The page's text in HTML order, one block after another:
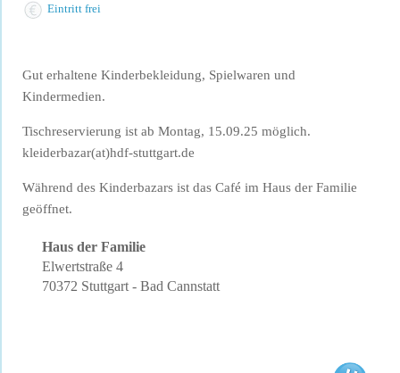
Eintritt frei
Gut erhaltene Kinderbekleidung, Spielwaren und
Kindermedien.
Tischreservierung ist ab Montag, 15.09.25 möglich.
kleiderbazar(at)hdf-stuttgart.de
Während des Kinderbazars ist das Café im Haus der Familie
geöffnet.
Haus der Familie
Elwertstraße 4
70372 Stuttgart - Bad Cannstatt